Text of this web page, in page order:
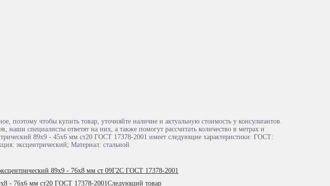
чтобы купить товар, уточняйте наличие и актуальную стоимость у консультантов.
специалисты ответят на них, а также помогут рассчитать количество в метрах и
89х9 - 45х6 мм ст20 ГОСТ 17378-2001 имеет следующие характеристики: ГОСТ:
эксцентрический; Материал: стальной
89х9 - 76х8 мм ст 09Г2С ГОСТ 17378-2001
- 76х6 мм ст20 ГОСТ 17378-2001Следующий товар